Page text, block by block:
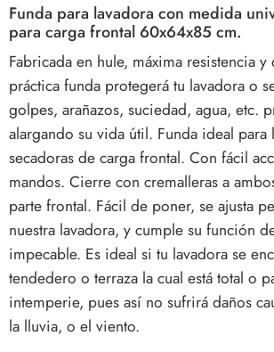
Funda para lavadora con medida
para carga frontal 60x64x85 cm.
Fabricada en hule, máxima resistencia
práctica funda protegerá tu lavadora o
golpes, arañazos, suciedad, agua, etc.
alargando su vida útil. Funda ideal para
secadoras de carga frontal. Con fácil
mandos. Cierre con cremalleras a
parte frontal. Fácil de poner, se ajusta
nuestra lavadora, y cumple su función
impecable. Es ideal si tu lavadora se
tendedero o terraza la cual está total o
intemperie, pues así no sufrirá daños
la lluvia, o el viento.